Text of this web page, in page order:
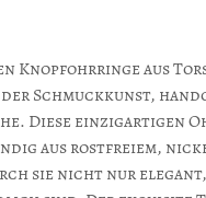
Knopfohrringe aus
Schmuckkunst,
Diese einzigartigen
aus rostfreiem,
sie nicht nur